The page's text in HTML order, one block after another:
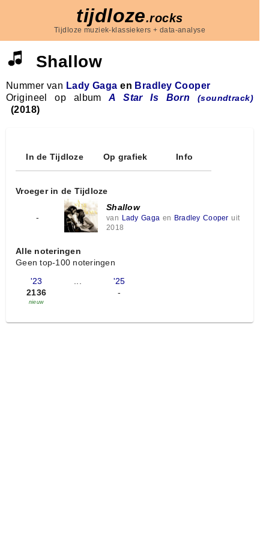
tijdloze.rocks
Tijdloze muziek-klassiekers + data-analyse
Shallow
Nummer van Lady Gaga en Bradley Cooper
Origineel op albumA Star Is Born (soundtrack)
(2018)
In de Tijdloze Op grafiek Info
Vroeger in de Tijdloze
-
Shallow
van Lady Gaga en Bradley Cooper uit
2018
Alle noteringen
Geen top-100 noteringen
'23
2136
nieuw
...
'25
-